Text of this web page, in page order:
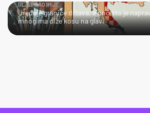
ULJEPŠAO IH JE
Uređuje granice država, a ono što je
mnogima diže kosu na glavi